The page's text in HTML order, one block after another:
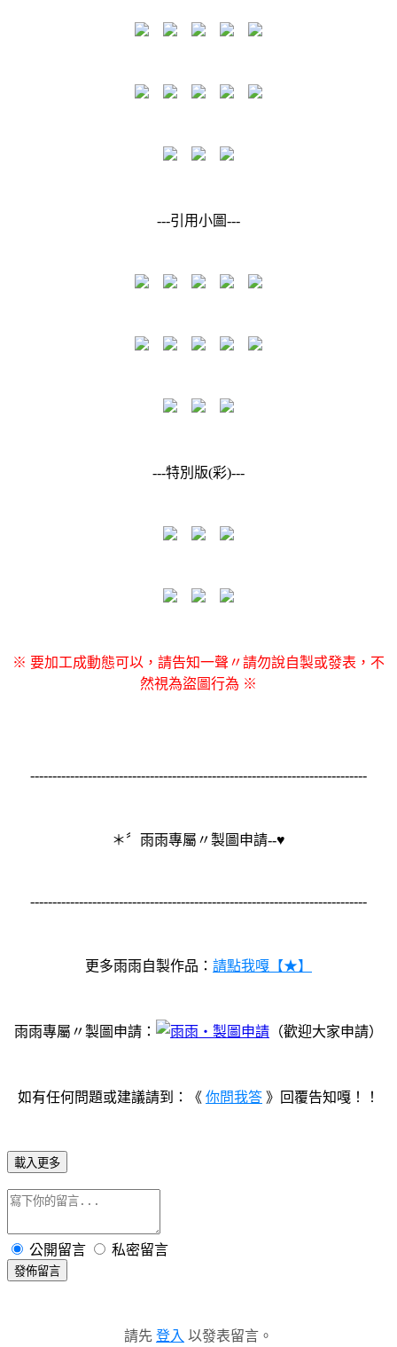
---引用小圖---
---特別版(彩)---
※ 要加工成動態可以，請告知一聲〃請勿說自製或發表，不
然視為盜圖行為 ※
----------------------------------------------------------------------------
＊〞雨雨專屬〃製圖申請--♥
----------------------------------------------------------------------------
更多雨雨自製作品： 請點我嘎【★】
雨雨專屬〃製圖申請： （歡迎大家申請）
如有任何問題或建議請到：《 你問我答 》回覆告知嘎！！
載入更多
公開留言 私密留言
發佈留言
請先 登入 以發表留言。